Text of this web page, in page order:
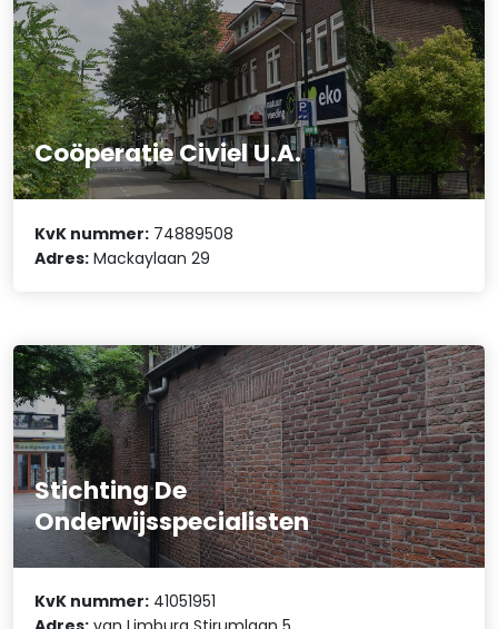
Coöperatie Civiel U.A.
KvK nummer: 74889508
Adres: Mackaylaan 29
Stichting De
Onderwijsspecialisten
KvK nummer: 41051951